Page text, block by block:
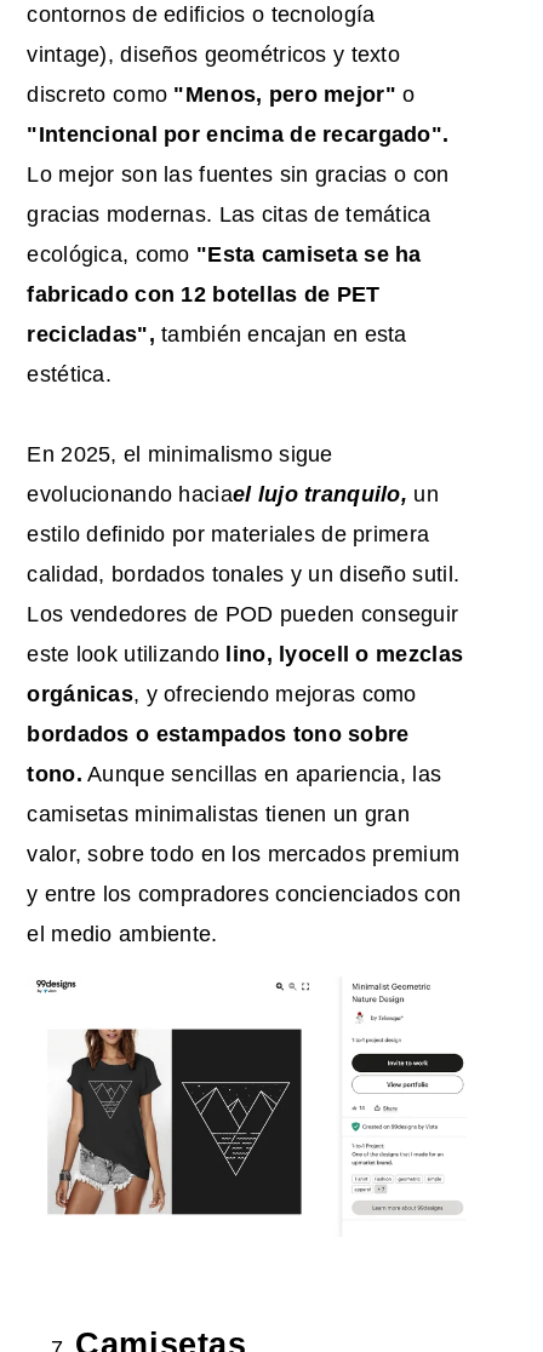
contornos de edificios o tecnología
vintage), diseños geométricos y texto
discreto como "Menos, pero mejor" o
"Intencional por encima de recargado".
Lo mejor son las fuentes sin gracias o con
gracias modernas. Las citas de temática
ecológica, como "Esta camiseta se ha
fabricado con 12 botellas de PET
recicladas", también encajan en esta
estética.
En 2025, el minimalismo sigue
evolucionando haciael lujo tranquilo, un
estilo definido por materiales de primera
calidad, bordados tonales y un diseño sutil.
Los vendedores de POD pueden conseguir
este look utilizando lino, lyocell o mezclas
orgánicas, y ofreciendo mejoras como
bordados o estampados tono sobre
tono. Aunque sencillas en apariencia, las
camisetas minimalistas tienen un gran
valor, sobre todo en los mercados premium
y entre los compradores concienciados con
el medio ambiente.
Camisetas